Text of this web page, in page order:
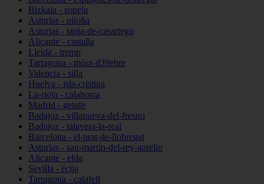
Bizkaia - sopela
Asturias - piloña
Asturias - tapia-de-casariego
Alicante - castalla
Lleida - tremp
Tarragona - móra-d39ebre
Valencia - silla
Huelva - isla-cristina
La-rioja - calahorra
Madrid - getafe
Badajoz - villanueva-del-fresno
Badajoz - talavera-la-real
Barcelona - el-prat-de-llobregat
Asturias - san-martín-del-rey-aurelio
Alicante - elda
Sevilla - écija
Tarragona - calafell